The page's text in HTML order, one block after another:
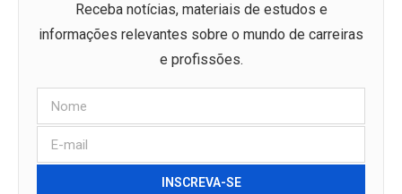
Receba notícias, materiais de estudos e
informações relevantes sobre o mundo de carreiras
e profissões.
INSCREVA-SE